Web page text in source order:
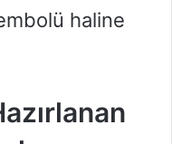
haline